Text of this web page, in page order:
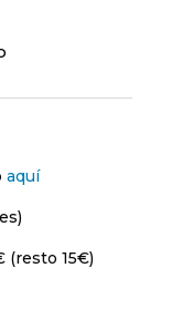
aquí
(resto 15€)